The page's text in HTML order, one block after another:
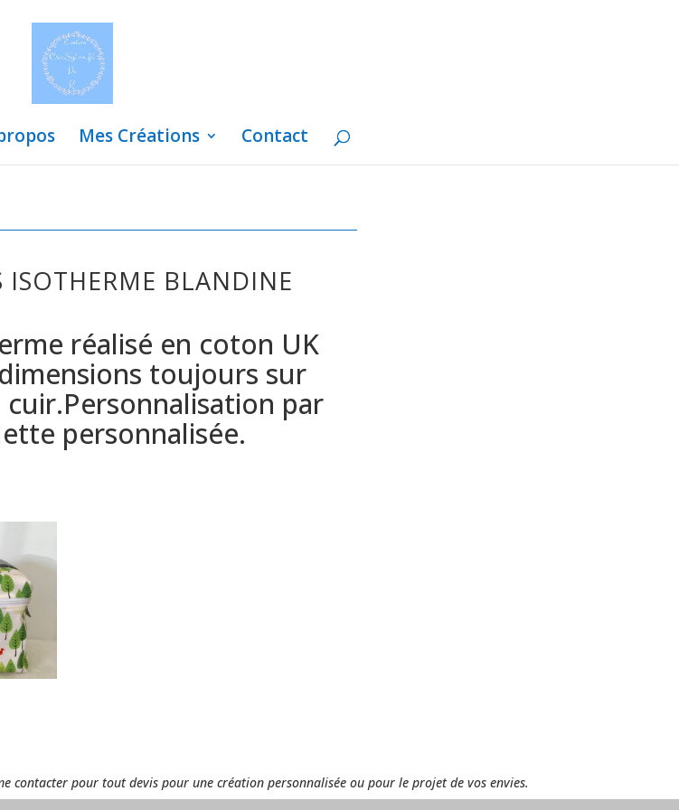
Mes Créations Contact
ISOTHERME BLANDINE
réalisé en coton UK
toujours sur
par
personnalisée.
contacter pour tout devis pour une création personnalisée ou pour le projet de vos envies.